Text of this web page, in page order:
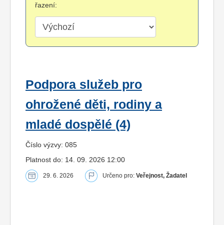
řazení:
Podpora služeb pro
ohrožené děti, rodiny a
mladé dospělé (4)
Číslo výzvy: 085
Platnost do: 14. 09. 2026 12:00
29. 6. 2026 Určeno pro: Veřejnost, Žadatel